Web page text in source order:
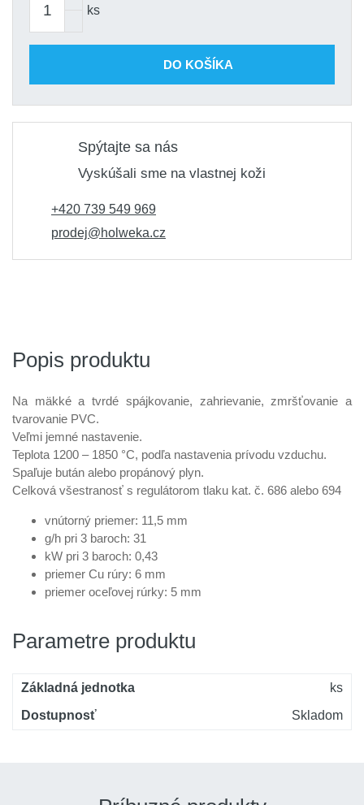
ks
DO KOŠÍKA
Spýtajte sa nás
Vyskúšali sme na vlastnej koži
+420 739 549 969
prodej@holweka.cz
Popis produktu
Na mäkké a tvrdé spájkovanie, zahrievanie, zmršťovanie a
tvarovanie PVC.
Veľmi jemné nastavenie.
Teplota 1200 – 1850 °C, podľa nastavenia prívodu vzduchu.
Spaľuje bután alebo propánový plyn.
Celková všestranosť s regulátorom tlaku kat. č. 686 alebo 694
vnútorný priemer: 11,5 mm
g/h pri 3 baroch: 31
kW pri 3 baroch: 0,43
priemer Cu rúry: 6 mm
priemer oceľovej rúrky: 5 mm
Parametre produktu
Základná jednotka
ks
Dostupnosť
Skladom